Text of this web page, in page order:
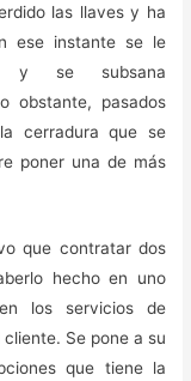
las llaves y ha
ese instante se le
y se subsana
obstante, pasados
cerradura que se
poner una de más
que contratar dos
hecho en uno
los servicios de
Se pone a su
que tiene la